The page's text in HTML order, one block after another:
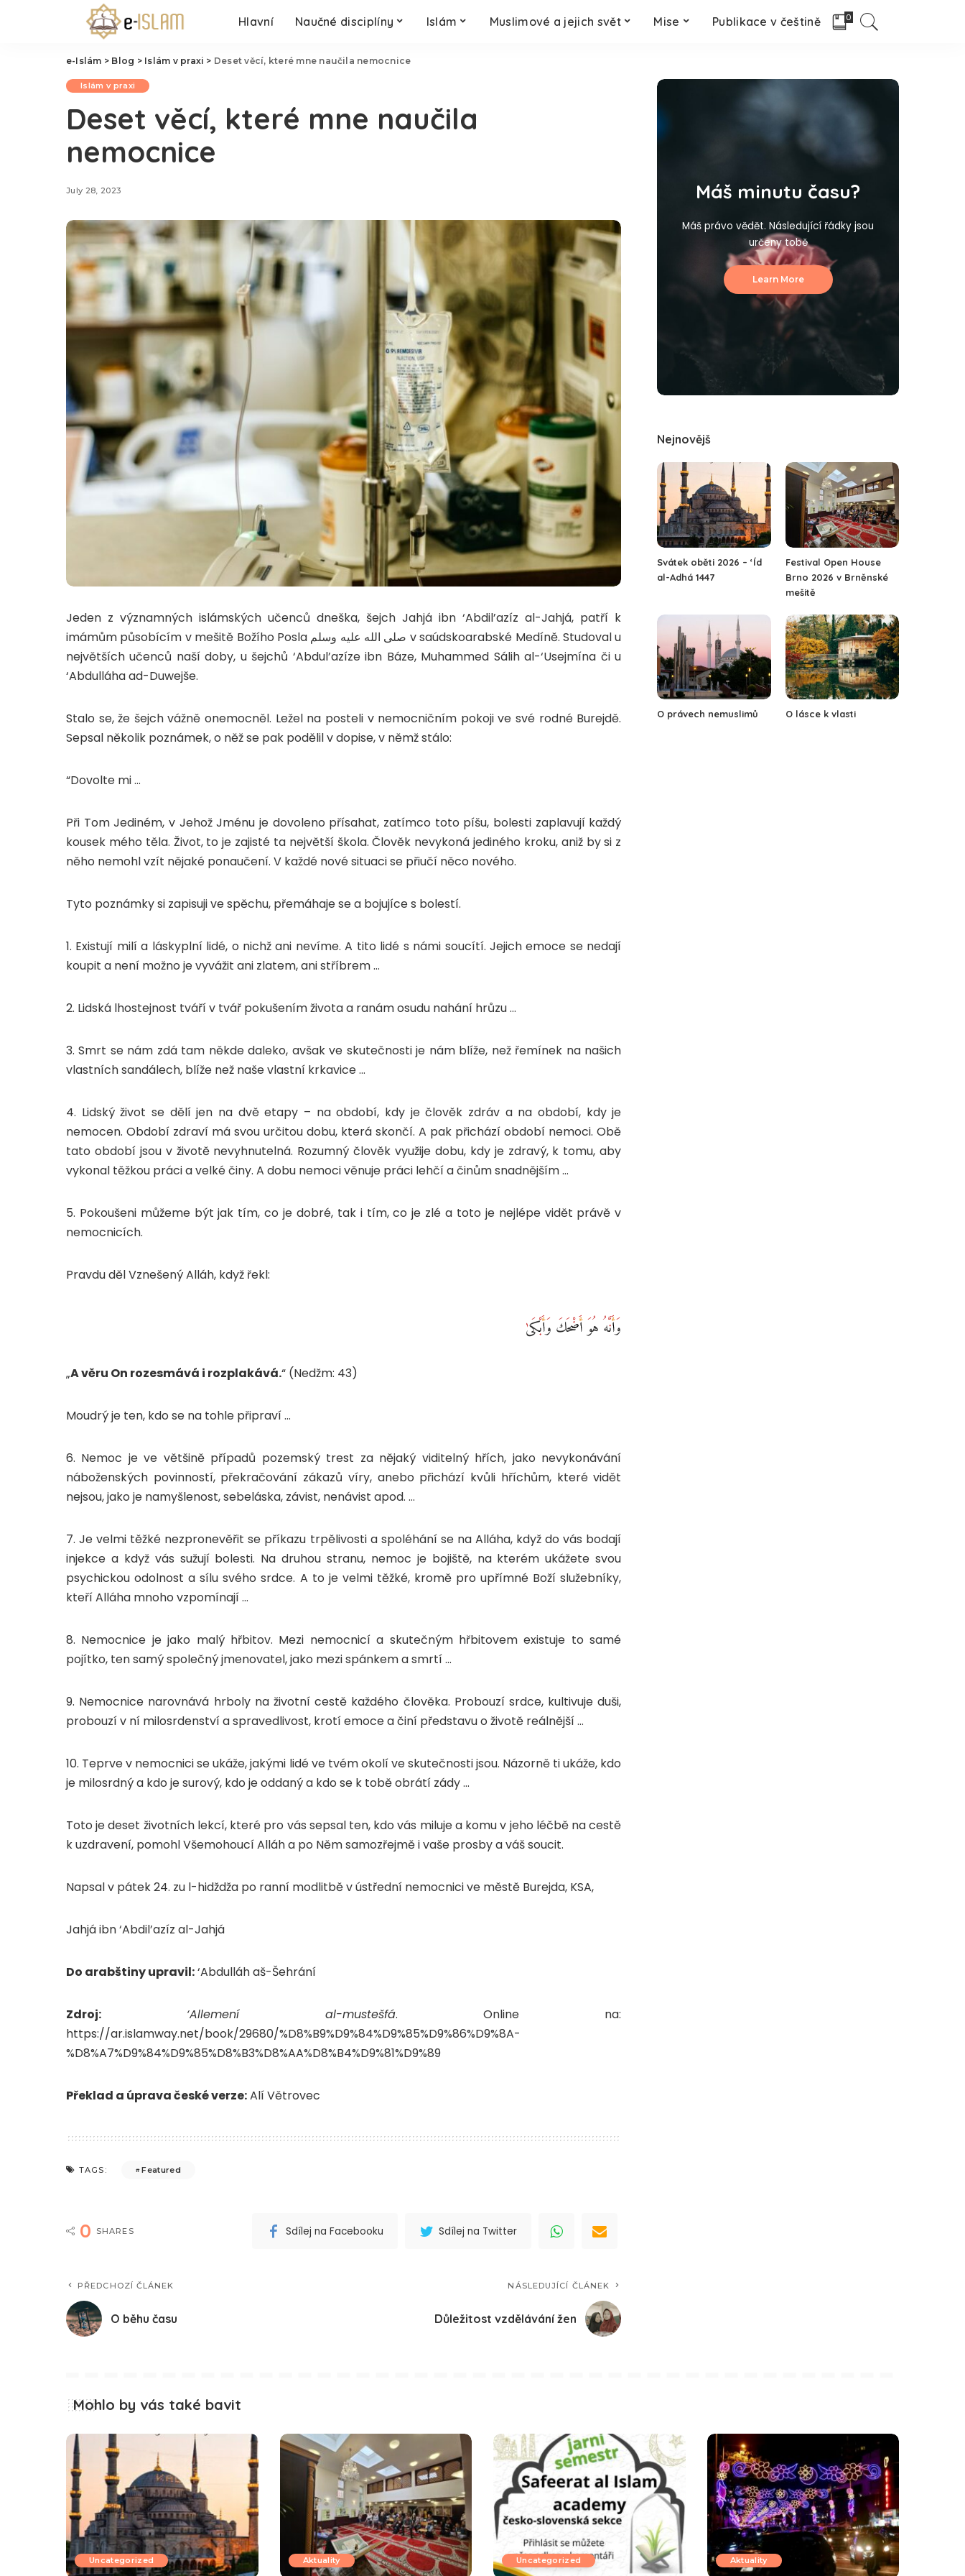
Hlavní Naučné disciplíny Islám Muslimové a jejich svět Mise Publikace v češtině 0
e-Islám > Blog > Islám v praxi > Deset věcí, které mne naučila nemocnice
Islám v praxi
Deset věcí, které mne naučila
nemocnice
July 28, 2023
Jeden z významných islámských učenců dneška, šejch Jahjá ibn ‘Abdil’azíz al-Jahjá, patří k
imámům působícím v mešitě Božího Posla صلى الله عليه وسلم v saúdskoarabské Medíně. Studoval u
největších učenců naší doby, u šejchů ‘Abdul’azíze ibn Báze, Muhammed Sálih al-‘Usejmína či u
‘Abdulláha ad-Duwejše.
Stalo se, že šejch vážně onemocněl. Ležel na posteli v nemocničním pokoji ve své rodné Burejdě.
Sepsal několik poznámek, o něž se pak podělil v dopise, v němž stálo:
“Dovolte mi …
Při Tom Jediném, v Jehož Jménu je dovoleno přísahat, zatímco toto píšu, bolesti zaplavují každý
kousek mého těla. Život, to je zajisté ta největší škola. Člověk nevykoná jediného kroku, aniž by si z
něho nemohl vzít nějaké ponaučení. V každé nové situaci se přiučí něco nového.
Tyto poznámky si zapisuji ve spěchu, přemáhaje se a bojujíce s bolestí.
1. Existují milí a láskyplní lidé, o nichž ani nevíme. A tito lidé s námi soucítí. Jejich emoce se nedají
koupit a není možno je vyvážit ani zlatem, ani stříbrem …
2. Lidská lhostejnost tváří v tvář pokušením života a ranám osudu nahání hrůzu …
3. Smrt se nám zdá tam někde daleko, avšak ve skutečnosti je nám blíže, než řemínek na našich
vlastních sandálech, blíže než naše vlastní krkavice …
4. Lidský život se dělí jen na dvě etapy – na období, kdy je člověk zdráv a na období, kdy je
nemocen. Období zdraví má svou určitou dobu, která skončí. A pak přichází období nemoci. Obě
tato období jsou v životě nevyhnutelná. Rozumný člověk využije dobu, kdy je zdravý, k tomu, aby
vykonal těžkou práci a velké činy. A dobu nemoci věnuje práci lehčí a činům snadnějším …
5. Pokoušeni můžeme být jak tím, co je dobré, tak i tím, co je zlé a toto je nejlépe vidět právě v
nemocnicích.
Pravdu děl Vznešený Alláh, když řekl:
وَأَنَّهُ هُوَ أَضْحَكَ وَأَبْكَىٰ
„A věru On rozesmává i rozplakává.“ (Nedžm: 43)
Moudrý je ten, kdo se na tohle připraví …
6. Nemoc je ve většině případů pozemský trest za nějaký viditelný hřích, jako nevykonávání
náboženských povinností, překračování zákazů víry, anebo přichází kvůli hříchům, které vidět
nejsou, jako je namyšlenost, sebeláska, závist, nenávist apod. …
7. Je velmi těžké nezpronevěřit se příkazu trpělivosti a spoléhání se na Alláha, když do vás bodají
injekce a když vás sužují bolesti. Na druhou stranu, nemoc je bojiště, na kterém ukážete svou
psychickou odolnost a sílu svého srdce. A to je velmi těžké, kromě pro upřímné Boží služebníky,
kteří Alláha mnoho vzpomínají …
8. Nemocnice je jako malý hřbitov. Mezi nemocnicí a skutečným hřbitovem existuje to samé
pojítko, ten samý společný jmenovatel, jako mezi spánkem a smrtí …
9. Nemocnice narovnává hrboly na životní cestě každého člověka. Probouzí srdce, kultivuje duši,
probouzí v ní milosrdenství a spravedlivost, krotí emoce a činí představu o životě reálnější …
10. Teprve v nemocnici se ukáže, jakými lidé ve tvém okolí ve skutečnosti jsou. Názorně ti ukáže, kdo
je milosrdný a kdo je surový, kdo je oddaný a kdo se k tobě obrátí zády …
Toto je deset životních lekcí, které pro vás sepsal ten, kdo vás miluje a komu v jeho léčbě na cestě
k uzdravení, pomohl Všemohoucí Alláh a po Něm samozřejmě i vaše prosby a váš soucit.
Napsal v pátek 24. zu l-hidždža po ranní modlitbě v ústřední nemocnici ve městě Burejda, KSA,
Jahjá ibn ‘Abdil’azíz al-Jahjá
Do arabštiny upravil:‘Abdulláh aš-Šehrání
Zdroj: ‘Allemení al-mustešfá. Online na:
https://ar.islamway.net/book/29680/%D8%B9%D9%84%D9%85%D9%86%D9%8A-
%D8%A7%D9%84%D9%85%D8%B3%D8%AA%D8%B4%D9%81%D9%89
Překlad a úprava české verze:Alí Větrovec
TAGS: Featured
0 SHARES Sdílej na Facebooku Sdílej na Twitter
PŘEDCHOZÍ ČLÁNEK
O běhu času
NÁSLEDUJÍCÍ ČLÁNEK
Důležitost vzdělávání žen
Máš minutu času?
Máš právo vědět. Následující řádky jsou
určeny tobě
Learn More
Nejnovějš
Svátek oběti 2026 – ‘Íd
al-Adhá 1447
Festival Open House
Brno 2026 v Brněnské
mešitě
O právech nemuslimů O lásce k vlasti
Mohlo by vás také bavit
Uncategorized Aktuality Uncategorized Aktuality